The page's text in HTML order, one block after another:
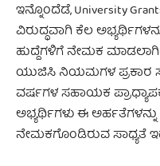
ಇನ್ನೊಂದೆಡೆ, University
ವಿರುದ್ಧವಾಗಿ ಕೆಲ
ಹುದ್ದೆಗಳಿಗೆ ನೇಮಕ
ಯುಜಿಸಿ ನಿಯಮಗಳ ಪ್ರಕಾರ ಸಹ
ವರ್ಷಗಳ ಸಹಾಯಕ
ಅಭ್ಯರ್ಥಿಗಳು ಈ
ನೇಮಕಗೊಂಡಿರುವ ಸಾಧ್ಯತೆ